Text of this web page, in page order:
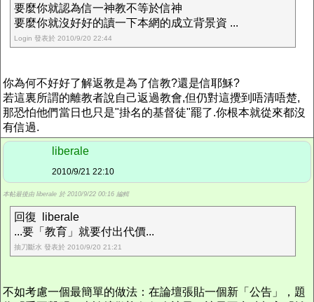
要麼你就認為信一神教不等於信神
要麼你就沒好好的讀一下本網的成立背景資 ...
Login 發表於 2010/9/20 22:44
你為何不好好了解返教是為了信教?還是信耶穌?
若這裏所謂的離教者說自己返過教會,但仍對這攪到唔清唔楚,
那恐怕他們當日也只是"掛名的基督徒"罷了.你根本就從來都沒
有信過.
liberale
2010/9/21 22:10
本帖最後由 liberale 於 2010/9/22 00:16 編輯
回復 liberale
...要「教育」就要付出代價...
抽刀斷水 發表於 2010/9/20 21:21
不如考慮一個最簡單的做法：在論壇張貼一個新「公告」，題